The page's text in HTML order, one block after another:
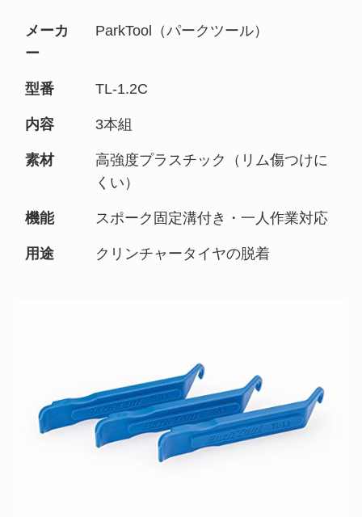
メーカ
ー
ParkTool（パークツール）
型番 TL-1.2C
内容 3本組
素材
高強度プラスチック（リム傷つけに
くい）
機能 スポーク固定溝付き・一人作業対応
用途 クリンチャータイヤの脱着